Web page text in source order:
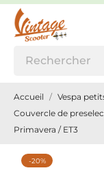
Accueil Vespa
Couvercle de
Primavera / ET3
-20%